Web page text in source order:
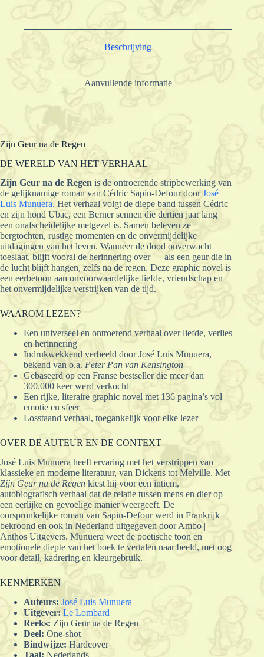
Beschrijving
Aanvullende informatie
Zijn Geur na de Regen
DE WERELD VAN HET VERHAAL
Zijn Geur na de Regen is de ontroerende stripbewerking van
de gelijknamige roman van Cédric Sapin-Defour doorJosé
Luis Munuera. Het verhaal volgt de diepe band tussen Cédric
en zijn hond Ubac, een Berner sennen die dertien jaar lang
een onafscheidelijke metgezel is. Samen beleven ze
bergtochten, rustige momenten en de onvermijdelijke
uitdagingen van het leven. Wanneer de dood onverwacht
toeslaat, blijft vooral de herinnering over — als een geur die in
de lucht blijft hangen, zelfs na de regen. Deze graphic novel is
een eerbetoon aan onvoorwaardelijke liefde, vriendschap en
het onvermijdelijke verstrijken van de tijd.
WAAROM LEZEN?
Een universeel en ontroerend verhaal over liefde, verlies
en herinnering
Indrukwekkend verbeeld door José Luis Munuera,
bekend van o.a. Peter Pan van Kensington
Gebaseerd op een Franse bestseller die meer dan
300.000 keer werd verkocht
Een rijke, literaire graphic novel met 136 pagina’s vol
emotie en sfeer
Losstaand verhaal, toegankelijk voor elke lezer
OVER DE AUTEUR EN DE CONTEXT
José Luis Munuera heeft ervaring met het verstrippen van
klassieke en moderne literatuur, van Dickens tot Melville. Met
Zijn Geur na de Regen kiest hij voor een intiem,
autobiografisch verhaal dat de relatie tussen mens en dier op
een eerlijke en gevoelige manier weergeeft. De
oorspronkelijke roman van Sapin-Defour werd in Frankrijk
bekroond en ook in Nederland uitgegeven door Ambo |
Anthos Uitgevers. Munuera weet de poëtische toon en
emotionele diepte van het boek te vertalen naar beeld, met oog
voor detail, kadrering en kleurgebruik.
KENMERKEN
Auteurs: José Luis Munuera
Uitgever: Le Lombard
Reeks: Zijn Geur na de Regen
Deel: One-shot
Bindwijze: Hardcover
Taal: Nederlands